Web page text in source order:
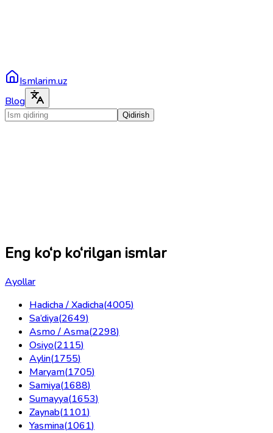
Ismlarim.uz
Blog
Qidirish
Eng ko‘p ko‘rilgan ismlar
Ayollar
Hadicha / Xadicha(4005)
Sa’diya(2649)
Asmo / Asma(2298)
Osiyo(2115)
Aylin(1755)
Maryam(1705)
Samiya(1688)
Sumayya(1653)
Zaynab(1101)
Yasmina(1061)